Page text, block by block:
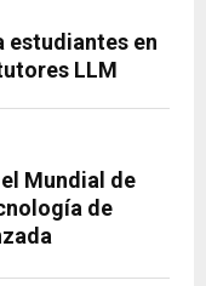
estudiantes en
LLM
Mundial de
de